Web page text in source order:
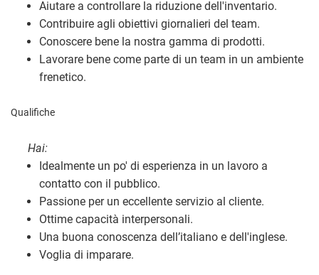
Aiutare a controllare la riduzione dell'inventario.
Contribuire agli obiettivi giornalieri del team.
Conoscere bene la nostra gamma di prodotti.
Lavorare bene come parte di un team in un ambiente
frenetico.
Qualifiche
Hai:
Idealmente un po' di esperienza in un lavoro a
contatto con il pubblico.
Passione per un eccellente servizio al cliente.
Ottime capacità interpersonali.
Una buona conoscenza dell’italiano e dell'inglese.
Voglia di imparare.